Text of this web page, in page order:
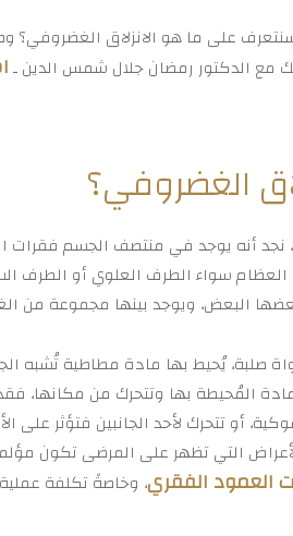
على ما هو الانزلاق الغضروفي؟
مع الدكتور رمضان جلال شمس الدين ـ
الغضروفي؟
نجد أنه يوجد في منتصف الجسم فقرات
العظام سواء الطرف العلوي أو
البعض، ويوجد بينها مجموعة من
صلبة، يُحيط بها مادة مطاطية تُشبه
المُحيطة بها وتتحرك من مكانها،
أو تتحرك لأحد الجانبين فتؤثر
التي تظهر على المرضى تكون
العمود الفقري، وخاصةً تكلفة